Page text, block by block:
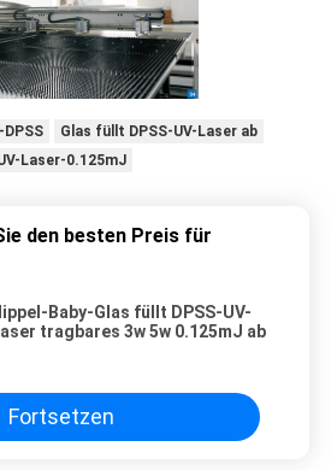
Glas füllt DPSS-UV-Laser ab
Laser-0.125mJ
den besten Preis für
Baby-Glas füllt DPSS-UV-
tragbares 3w 5w 0.125mJ ab
Fortsetzen